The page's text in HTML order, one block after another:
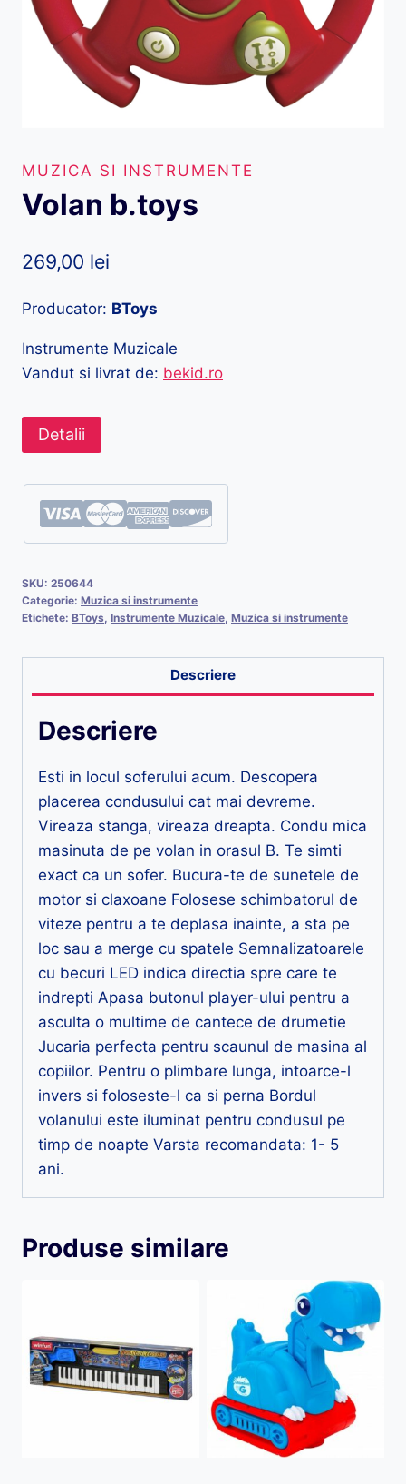
MUZICA SI INSTRUMENTE
Volan b.toys
269,00 lei
Producator: BToys
Instrumente Muzicale
Vandut si livrat de: bekid.ro
Detalii
SKU: 250644
Categorie: Muzica si instrumente
Etichete: BToys Instrumente Muzicale Muzica si instrumente
Descriere
Descriere
Esti in locul soferului acum. Descopera
placerea condusului cat mai devreme.
Vireaza stanga, vireaza dreapta. Condu mica
masinuta de pe volan in orasul B. Te simti
exact ca un sofer. Bucura-te de sunetele de
motor si claxoane Folosese schimbatorul de
viteze pentru a te deplasa inainte, a sta pe
loc sau a merge cu spatele Semnalizatoarele
cu becuri LED indica directia spre care te
indrepti Apasa butonul player-ului pentru a
asculta o multime de cantece de drumetie
Jucaria perfecta pentru scaunul de masina al
copiilor. Pentru o plimbare lunga, intoarce-l
invers si foloseste-l ca si perna Bordul
volanului este iluminat pentru condusul pe
timp de noapte Varsta recomandata: 1- 5
ani.
Produse similare